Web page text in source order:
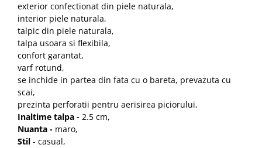
exterior confectionat din piele naturala,
interior piele naturala,
talpic din piele naturala,
talpa usoara si flexibila,
confort garantat,
varf rotund,
se inchide in partea din fata cu o bareta, prevazuta cu
scai,
prezinta perforatii pentru aerisirea piciorului,
Inaltime talpa - 2.5 cm,
Nuanta - maro,
Stil - casual,